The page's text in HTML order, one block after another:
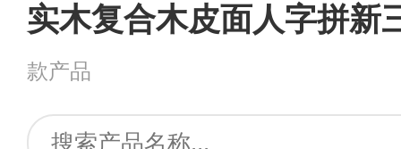
实木复合木皮面人字拼新
款产品